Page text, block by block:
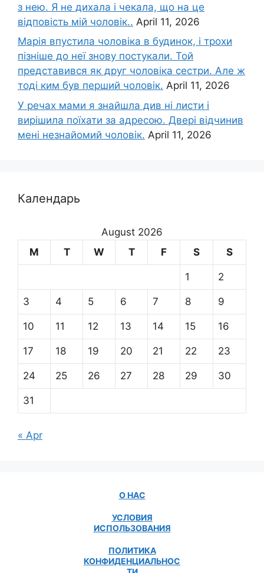
з нею. Я не дихала і чекала, що на це
відповість мій чоловік.. April 11, 2026
Марія впустила чоловіка в будинок, і трохи
пізніше до неї знову постукали. Той
представився як друг чоловіка сестри. Але ж
тоді ким був перший чоловік. April 11, 2026
У речах мами я знайшла див ні листи і
вирішила поїхати за адресою. Двері відчинив
мені незнайомий чоловік. April 11, 2026
Календарь
August 2026
M
T W T F S S
1 2
3 4 5 6 7 8 9
10 11 12 13 14 15 16
17 18 19 20 21 22 23
24 25 26 27 28 29 30
31
« Apr
О НАС
УСЛОВИЯ
ИСПОЛЬЗОВАНИЯ
ПОЛИТИКА
КОНФИДЕНЦИАЛЬНОС